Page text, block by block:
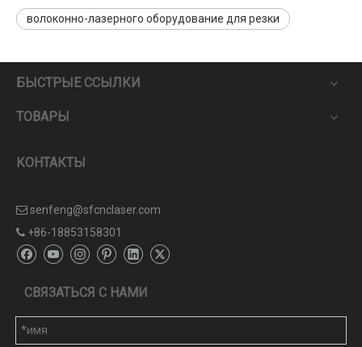
волоконно-лазерного оборудование для резки
БЫСТРЫЕ ССЫЛКИ
ТОВАРЫ
КОНТАКТЫ
 senfeng@sfcnclaser.com
 +86-18853158301
СВЯЗАТЬСЯ С НАМИ